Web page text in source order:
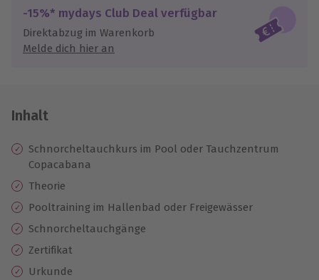
Jeder Gutschein für alle Erlebnisse einlösbar.
Maximale Sicherheit
10 Jahre gültig & verlängerbar.
-15%* mydays Club Deal verfügbar
Direktabzug im Warenkorb
Melde dich hier an
Inhalt
Schnorcheltauchkurs im Pool oder Tauchzentrum
Copacabana
Theorie
Pooltraining im Hallenbad oder Freigewässer
Schnorcheltauchgänge
Zertifikat
Urkunde